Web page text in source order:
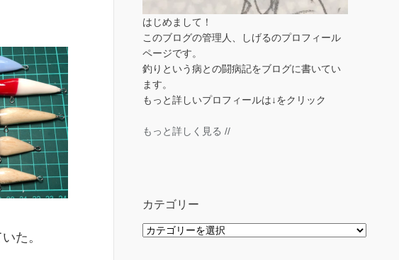
た。
はじめまして！
このブログの管理人、しげるのプロフィール
ページです。
釣りという病との闘病記をブログに書いてい
ます。
もっと詳しいプロフィールは↓をクリック
もっと詳しく見る //
カテゴリー
カ